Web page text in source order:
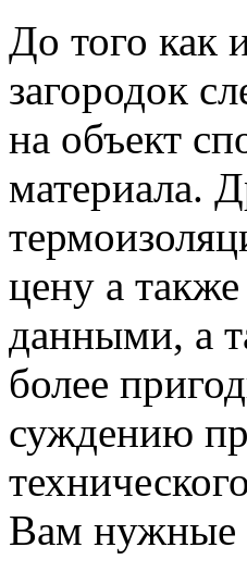
До того как
загородок
на объект
материала.
цену а
данными, а
более
суждению
Вам нужные